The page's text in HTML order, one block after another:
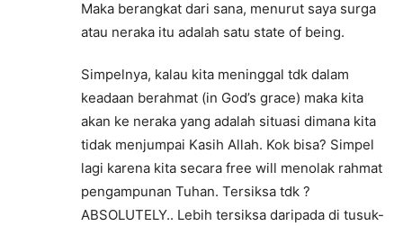
Maka berangkat dari sana, menurut saya surga
atau neraka itu adalah satu state of being.
Simpelnya, kalau kita meninggal tdk dalam
keadaan berahmat (in God’s grace) maka kita
akan ke neraka yang adalah situasi dimana kita
tidak menjumpai Kasih Allah. Kok bisa? Simpel
lagi karena kita secara free will menolak rahmat
pengampunan Tuhan. Tersiksa tdk ?
ABSOLUTELY.. Lebih tersiksa daripada di tusuk-